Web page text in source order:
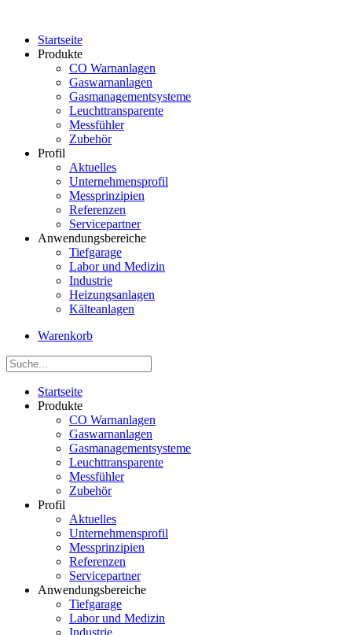
Startseite
Produkte
CO Warnanlagen
Gaswarnanlagen
Gasmanagementsysteme
Leuchttransparente
Messfühler
Zubehör
Profil
Aktuelles
Unternehmensprofil
Messprinzipien
Referenzen
Servicepartner
Anwendungsbereiche
Tiefgarage
Labor und Medizin
Industrie
Heizungsanlagen
Kälteanlagen
Warenkorb
Startseite
Produkte
CO Warnanlagen
Gaswarnanlagen
Gasmanagementsysteme
Leuchttransparente
Messfühler
Zubehör
Profil
Aktuelles
Unternehmensprofil
Messprinzipien
Referenzen
Servicepartner
Anwendungsbereiche
Tiefgarage
Labor und Medizin
Industrie